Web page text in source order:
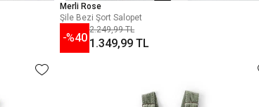
Merli Rose
Şile Bezi Şort Salopet
-%40
2.249,99 TL
1.349,99 TL